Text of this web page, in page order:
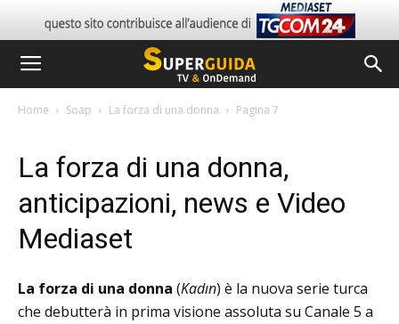
Home Soap La forza di una donna Pagina 7
La forza di una donna,
anticipazioni, news e Video
Mediaset
La forza di una donna (Kadın) è la nuova serie turca
che debutterà in prima visione assoluta su Canale 5 a